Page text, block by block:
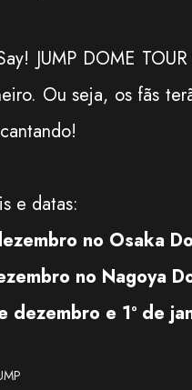
JUMP DOME
Ou seja, os fãs
e datas:
no Osaka
no Nagoya
dezembro e 1º de